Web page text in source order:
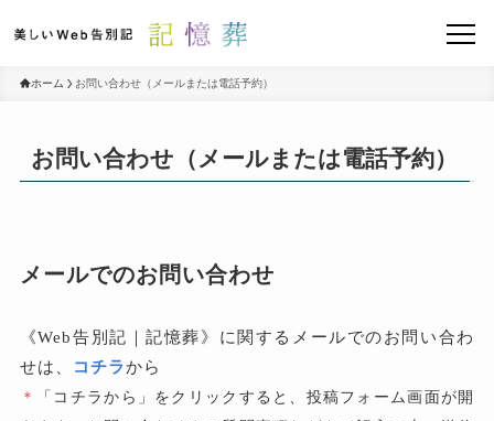
ホーム お問い合わせ（メールまたは電話予約）
お問い合わせ（メールまたは電話予約）
メールでのお問い合わせ
《Web告別記｜記憶葬》に関するメールでのお問い合わ
せは、
コチラから
＊
「コチラから」をクリックすると、投稿フォーム画面が開